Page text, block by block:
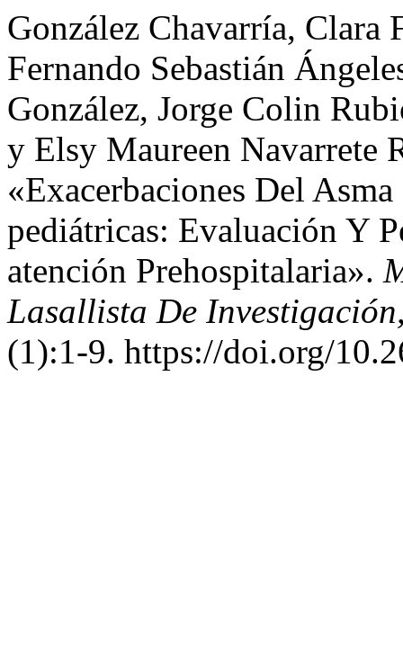
González Chavarría, Clara
Fernando Sebastián
González, Jorge Colin
y Elsy Maureen Navarrete
«Exacerbaciones Del
pediátricas: Evaluación Y
atención Prehospitalaria».
Lasallista De
(1):1-9. https://doi.org/